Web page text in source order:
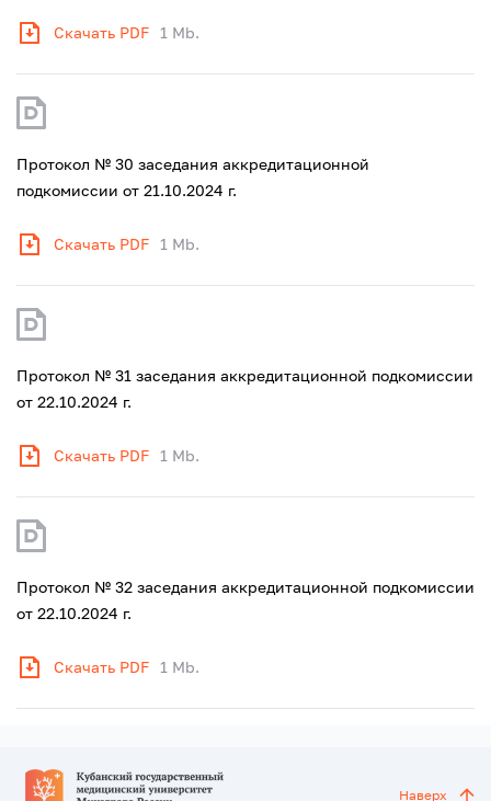
Скачать PDF 1 Mb.
Протокол № 30 заседания аккредитационной
подкомиссии от 21.10.2024 г.
Скачать PDF 1 Mb.
Протокол № 31 заседания аккредитационной подкомиссии
от 22.10.2024 г.
Скачать PDF 1 Mb.
Протокол № 32 заседания аккредитационной подкомиссии
от 22.10.2024 г.
Скачать PDF 1 Mb.
Наверх